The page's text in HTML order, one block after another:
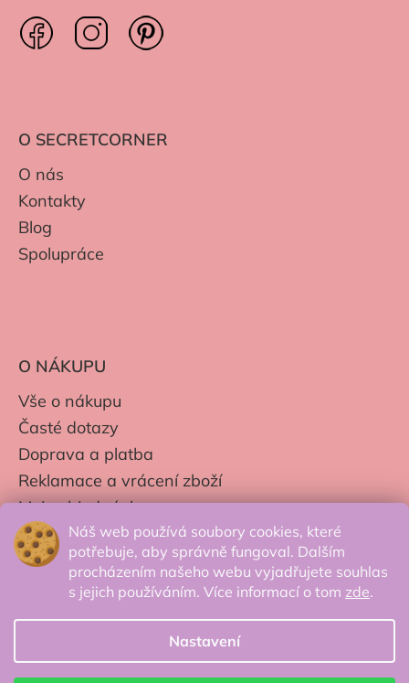
Náš web používá soubory cookies, které
potřebuje, aby správně fungoval. Dalším
procházením našeho webu vyjadřujete souhlas
s jejich používáním. Více informací o tom zde.
Nastavení
O SECRETCORNER
O nás
Kontakty
Blog
Spolupráce
O NÁKUPU
Vše o nákupu
Časté dotazy
Doprava a platba
Reklamace a vrácení zboží
Moje objednávky
Obchodní podmínky
Zpracování os. údajů
© 2026 Secretcorner.cz - Všechna práva
vyhrazena.